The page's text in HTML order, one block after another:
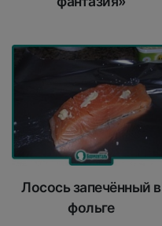
Лосось запечённый в
фольге